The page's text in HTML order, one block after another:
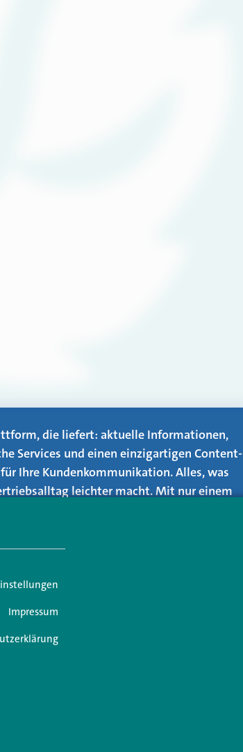
die liefert: aktuelle Informationen,
Services und einen einzigartigen Content-
Ihre Kundenkommunikation. Alles, was
leichter macht. Mit nur einem
Impressum